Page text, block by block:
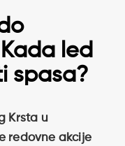
led
spasa?
Krsta u
redovne akcije